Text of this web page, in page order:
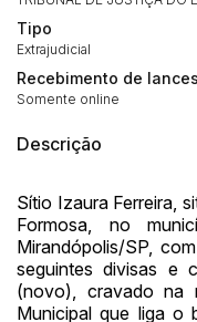
Tipo
Extrajudicial
Recebimento de lances
Somente online
Descrição
Sítio Izaura Ferreira,
Formosa, no
Mirandópolis/SP,
seguintes divisas e
(novo), cravado na
Municipal que liga o